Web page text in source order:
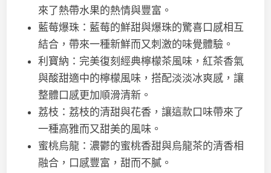
來了熱帶水果的熱情與豐富。
藍莓爆珠：藍莓的鮮甜與爆珠的驚喜口感相互
結合，帶來一種新鮮而又刺激的味覺體驗。
利寶納：完美復刻經典檸檬茶風味，紅茶香氣
與酸甜適中的檸檬風味，搭配淡淡冰爽感，讓
整體口感更加順滑清新。
荔枝：荔枝的清甜與花香，讓這款口味帶來了
一種高雅而又甜美的風味。
蜜桃烏龍：濃鬱的蜜桃香甜與烏龍茶的清香相
融合，口感豐富，甜而不膩。